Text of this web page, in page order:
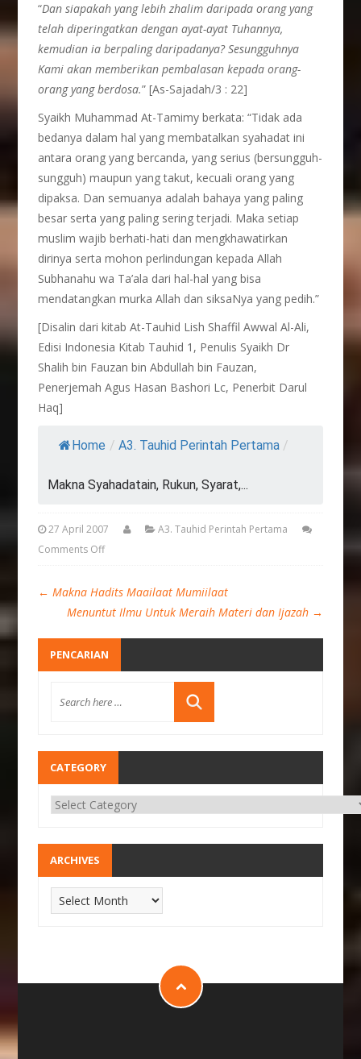
“Dan siapakah yang lebih zhalim daripada orang yang
telah diperingatkan dengan ayat-ayat Tuhannya,
kemudian ia berpaling daripadanya? Sesungguhnya
Kami akan memberikan pembalasan kepada orang-
orang yang berdosa.” [As-Sajadah/3 : 22]
Syaikh Muhammad At-Tamimy berkata: “Tidak ada
bedanya dalam hal yang membatalkan syahadat ini
antara orang yang bercanda, yang serius (bersungguh-
sungguh) maupun yang takut, kecuali orang yang
dipaksa. Dan semuanya adalah bahaya yang paling
besar serta yang paling sering terjadi. Maka setiap
muslim wajib berhati-hati dan mengkhawatirkan
dirinya serta mohon perlindungan kepada Allah
Subhanahu wa Ta’ala dari hal-hal yang bisa
mendatangkan murka Allah dan siksaNya yang pedih.”
[Disalin dari kitab At-Tauhid Lish Shaffil Awwal Al-Ali,
Edisi Indonesia Kitab Tauhid 1, Penulis Syaikh Dr
Shalih bin Fauzan bin Abdullah bin Fauzan,
Penerjemah Agus Hasan Bashori Lc, Penerbit Darul
Haq]
Home / A3. Tauhid Perintah Pertama /
Makna Syahadatain, Rukun, Syarat,...
27 April 2007
A3. Tauhid Perintah Pertama
Comments Off
← Makna Hadits Maailaat Mumiilaat
Menuntut Ilmu Untuk Meraih Materi dan Ijazah →
PENCARIAN
CATEGORY
ARCHIVES